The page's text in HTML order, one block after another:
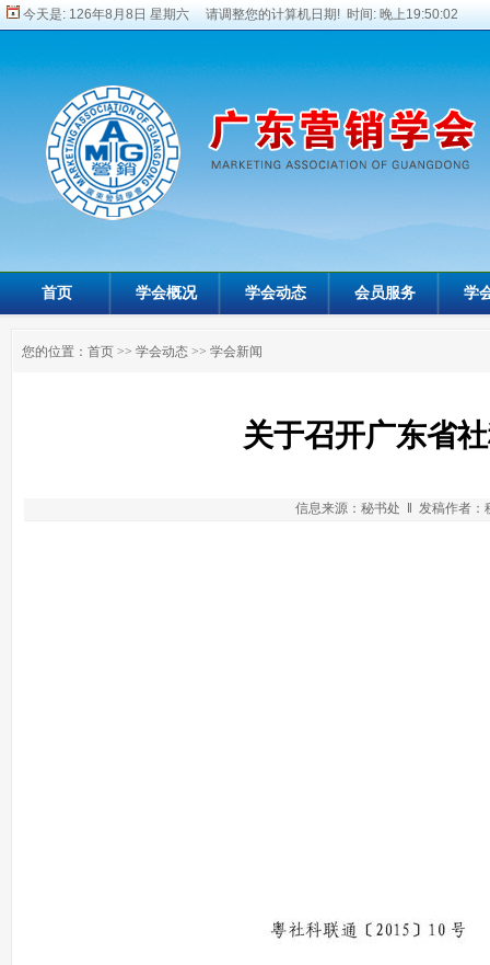
今天是: 126年8月8日 星期六 请调整您的计算机日期! 时间: 晚上19:50:03
首页 学会概况 学会动态 会员服务 学
您的位置： 首页 >> 学会动态 >> 学会新闻
关于召开广东省
信息来源：秘书处 ‖ 发稿作者